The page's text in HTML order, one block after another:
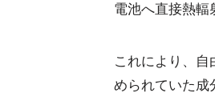
電池へ直接熱輻
これにより、
められていた成